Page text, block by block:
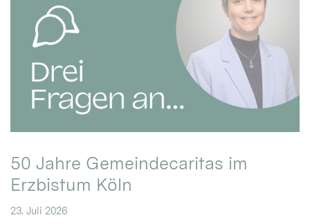
50 Jahre Gemeindecaritas im
Erzbistum Köln
23. Juli 2026